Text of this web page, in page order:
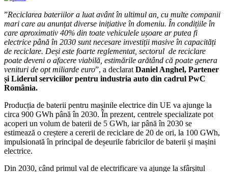
”Reciclarea bateriilor a luat avânt în ultimul an, cu multe companii
mari care au anunțat diverse inițiative în domeniu. În condițiile în
care aproximativ 40% din toate vehiculele ușoare ar putea fi
electrice până în 2030 sunt necesare investiții masive în capacități
de reciclare. Deși este foarte reglementat, sectorul de reciclare
poate deveni o afacere viabilă, estimările arătând că poate genera
venituri de opt miliarde euro”, a declarat Daniel Anghel, Partener
și Liderul serviciilor pentru industria auto din cadrul PwC
România.
Producția de baterii pentru mașinile electrice din UE va ajunge la
circa 900 GWh până în 2030. În prezent, centrele specializate pot
acoperi un volum de baterii de 5 GWh, iar până în 2030 se
estimează o creștere a cererii de reciclare de 20 de ori, la 100 GWh,
impulsionată în principal de deșeurile fabricilor de baterii și mașini
electrice.
Din 2030, când primul val de electrificare va ajunge la sfârșitul